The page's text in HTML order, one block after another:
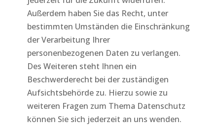
Außerdem haben Sie das Recht, unter
bestimmten Umständen die Einschränkung
der Verarbeitung Ihrer
personenbezogenen Daten zu verlangen.
Des Weiteren steht Ihnen ein
Beschwerderecht bei der zuständigen
Aufsichtsbehörde zu. Hierzu sowie zu
weiteren Fragen zum Thema Datenschutz
können Sie sich jederzeit an uns wenden.